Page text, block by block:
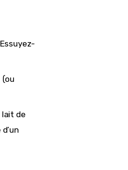
lait de